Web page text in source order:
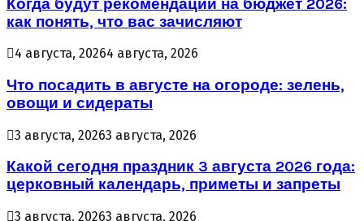
Когда будут рекомендации на бюджет 2026:
как понять, что вас зачисляют
4 августа, 20264 августа, 2026
Что посадить в августе на огороде: зелень,
овощи и сидераты
3 августа, 20263 августа, 2026
Какой сегодня праздник 3 августа 2026 года:
церковный календарь, приметы и запреты
3 августа, 20263 августа, 2026